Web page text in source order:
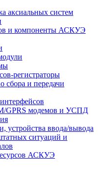
аксиальных систем
и компоненты АСКУЭ
регистраторы
сбора и передачи
GPRS модемов и УСПД
устройства ввода/вывода
ситуаций и
АСКУЭ